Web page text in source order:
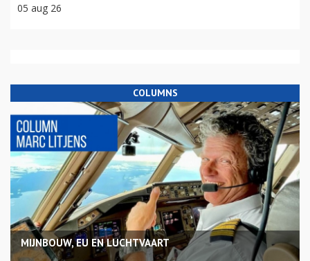
05 aug 26
COLUMNS
MIJNBOUW, EU EN LUCHTVAART